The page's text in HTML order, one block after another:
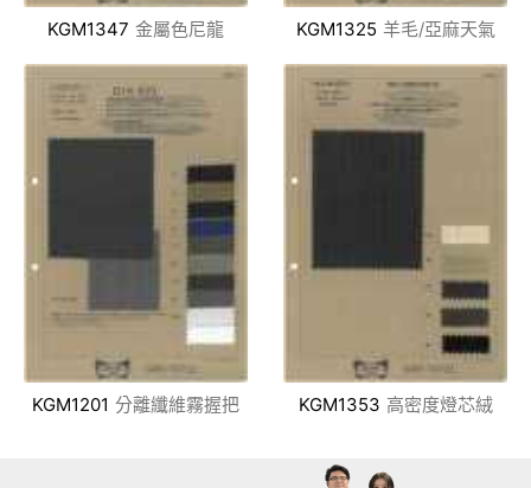
KGM1347 金屬色尼龍 KGM1325 羊毛/亞麻天氣
KGM1201 分離纖維霧握把 KGM1353 高密度燈芯絨